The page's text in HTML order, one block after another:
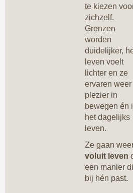
te kiezen
zichzelf.
Grenzen
worden
duidelijker,
leven voelt
lichter en ze
ervaren weer
plezier in
bewegen én
het dagelijks
leven.
Ze gaan
voluit leven
een manier
bij hén past.